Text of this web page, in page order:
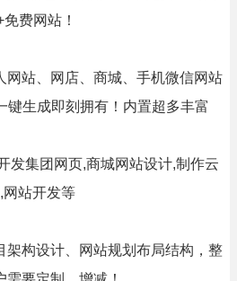
费网站！
网站、网店、商城、手机微信网站
键生成即刻拥有！内置超多丰富
发集团网页,商城网站设计,制作云
网站开发等
架构设计、网站规划布局结构，整